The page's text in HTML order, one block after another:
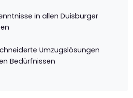
in allen Duisburger
Umzugslösungen
Bedürfnissen